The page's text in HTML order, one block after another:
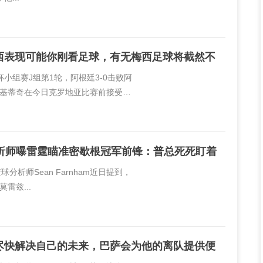
现可能你刚看足球，有无梅西足球将截然不
小组赛J组第1轮，阿根廷3-0击败阿
蒂奇在今日克罗地亚比赛前接受了
师曝雷霆瞄准密歇根冠军前锋：普总死死盯着
分析师Sean Farnham近日提到，
雷兹...
解决自己的未来，巴萨会为他的离队提供便